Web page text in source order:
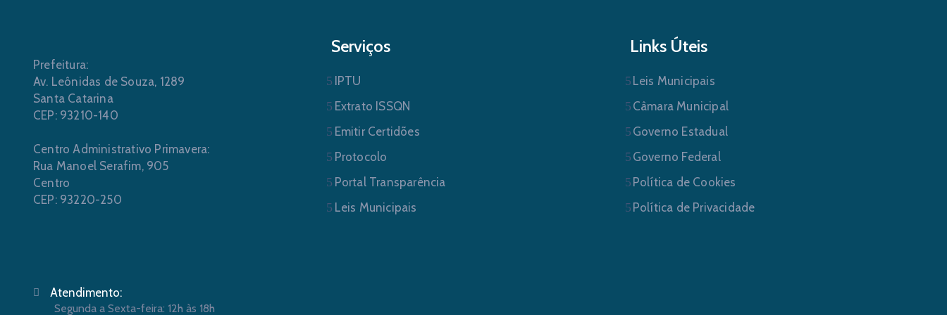
Prefeitura:
Av. Leônidas de Souza, 1289
Santa Catarina
CEP: 93210-140
Centro Administrativo Primavera:
Rua Manoel Serafim, 905
Centro
CEP: 93220-250
Atendimento:
Segunda a Sexta-feira: 12h às 18h
Serviços
IPTU
Extrato ISSQN
Emitir Certidões
Protocolo
Portal Transparência
Leis Municipais
Links Úteis
Leis Municipais
Câmara Municipal
Governo Estadual
Governo Federal
Política de Cookies
Política de Privacidade